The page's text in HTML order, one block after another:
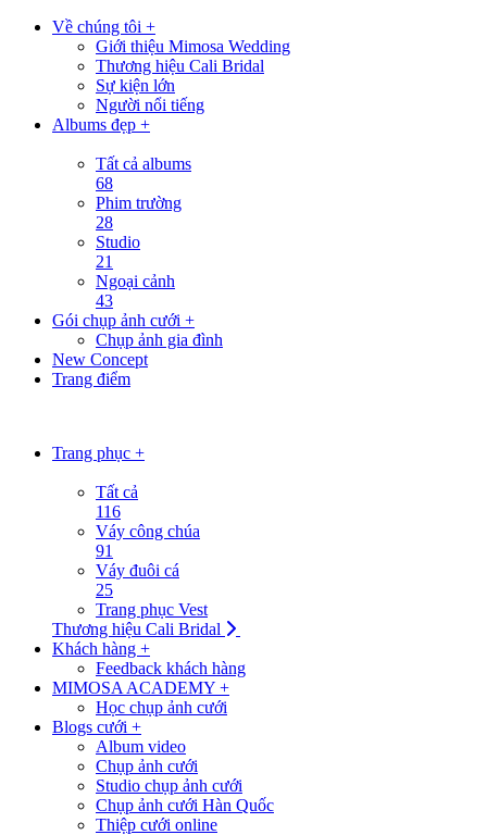
Về chúng tôi +
Giới thiệu Mimosa Wedding
Thương hiệu Cali Bridal
Sự kiện lớn
Người nổi tiếng
Albums đẹp +
Tất cả albums
68
Phim trường
28
Studio
21
Ngoại cảnh
43
Gói chụp ảnh cưới +
Chụp ảnh gia đình
New Concept
Trang điểm
Trang phục +
Tất cả
116
Váy công chúa
91
Váy đuôi cá
25
Trang phục Vest
Thương hiệu Cali Bridal
Khách hàng +
Feedback khách hàng
MIMOSA ACADEMY +
Học chụp ảnh cưới
Blogs cưới +
Album video
Chụp ảnh cưới
Studio chụp ảnh cưới
Chụp ảnh cưới Hàn Quốc
Thiệp cưới online